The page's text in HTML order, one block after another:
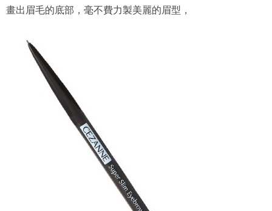
畫出眉毛的底部，毫不費力製美麗的眉型，